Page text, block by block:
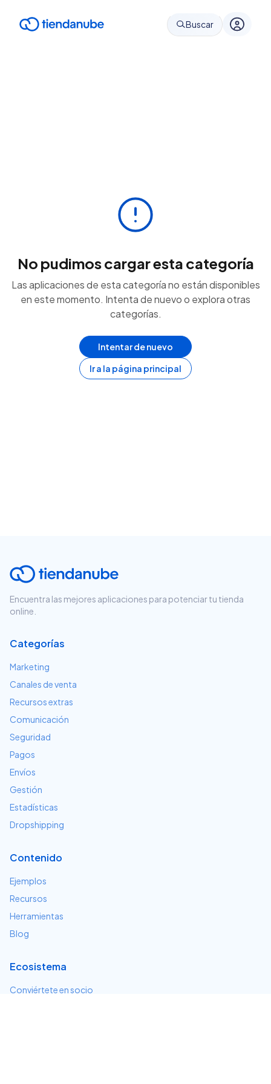
Buscar
No pudimos cargar esta categoría
Las aplicaciones de esta categoría no están disponibles
en este momento. Intenta de nuevo o explora otras
categorías.
Intentar de nuevo
Ir a la página principal
Encuentra las mejores aplicaciones para potenciar tu tienda
online.
Categorías
Marketing
Canales de venta
Recursos extras
Comunicación
Seguridad
Pagos
Envíos
Gestión
Estadísticas
Dropshipping
Contenido
Ejemplos
Recursos
Herramientas
Blog
Ecosistema
Conviértete en socio